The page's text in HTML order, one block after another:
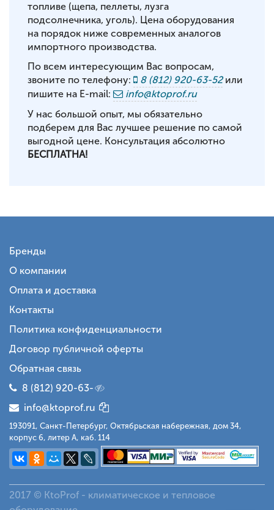
топливе (щепа, пеллеты, лузга
подсолнечника, уголь). Цена оборудования
на порядок ниже современных аналогов
импортного производства.
По всем интересующим Вас вопросам,
звоните по телефону:
8 (812) 920-63-52или
пишите на E-mail:
info@ktoprof.ru
У нас большой опыт, мы обязательно
подберем для Вас лучшее решение по самой
выгодной цене. Консультация абсолютно
БЕСПЛАТНА!
Бренды
О компании
Оплата и доставка
Контакты
Политика конфиденциальности
Договор публичной оферты
Обратная связь
8 (812) 920-63-
info@ktoprof.ru
193091, Санкт-Петербург, Октябрьская набережная, дом 34,
корпус 6, литер А, каб. 114
2017 © KtoProf - климатическое и тепловое